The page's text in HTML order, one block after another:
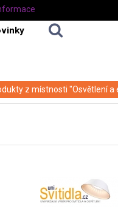
z místnosti "Osvětlení a